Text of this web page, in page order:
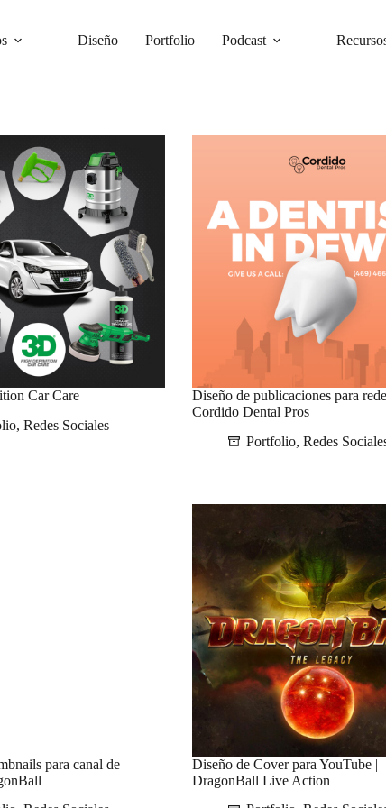
Diseño Portfolio Podcast
Car Care
, Redes Sociales
Diseño de publicaciones para
Cordido Dental Pros
Portfolio, Redes
para canal de
Diseño de Cover para YouTube |
DragonBall Live Action